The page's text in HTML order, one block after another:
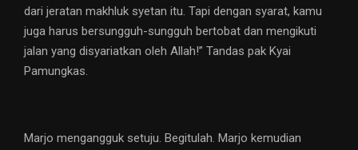
dari jeratan makhluk syetan itu. Tapi dengan syarat, kamu
juga harus bersungguh-sungguh bertobat dan mengikuti
jalan yang disyariatkan oleh Allah!” Tandas pak Kyai
Pamungkas.
Marjo mengangguk setuju. Begitulah. Marjo kemudian